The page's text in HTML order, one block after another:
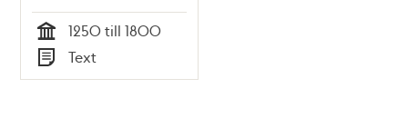
Tid
1250 till 1800
Typ
Text